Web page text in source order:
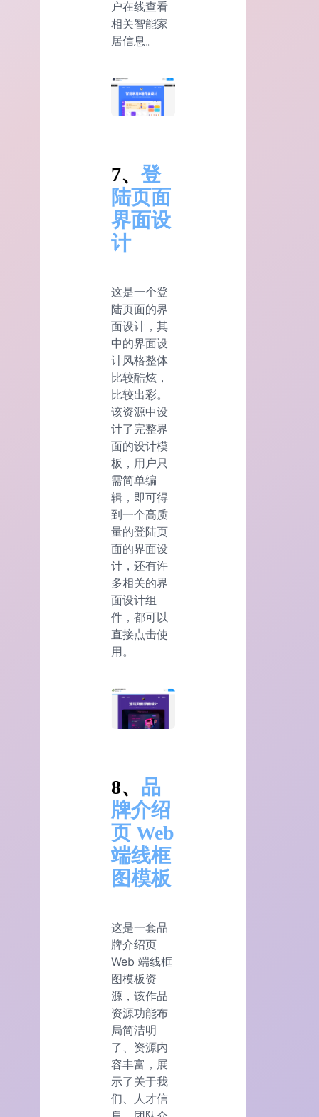
户在线查看
相关智能家
居信息。
7、 登
陆页面
界面设
计
这是一个登
陆页面的界
面设计，其
中的界面设
计风格整体
比较酷炫，
比较出彩。
该资源中设
计了完整界
面的设计模
板，用户只
需简单编
辑，即可得
到一个高质
量的登陆页
面的界面设
计，还有许
多相关的界
面设计组
件，都可以
直接点击使
用。
8、 品
牌介绍
页 Web
端线框
图模板
这是一套品
牌介绍页
Web 端线框
图模板资
源，该作品
资源功能布
局简洁明
了、资源内
容丰富，展
示了关于我
们、人才信